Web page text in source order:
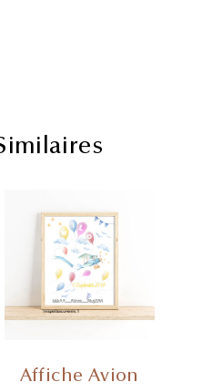
Affiche Avion